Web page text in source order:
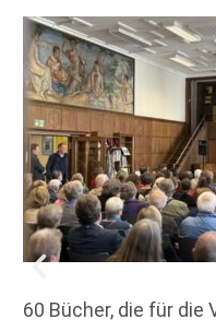
60 Bücher, die für